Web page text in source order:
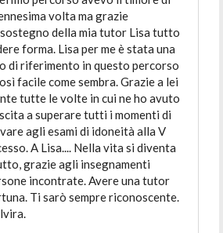
volta ma grazie
della mia tutor Lisa tutto
forma. Lisa per me è stata una
di riferimento in questo percorso
facile come sembra. Grazie a lei
tutte le volte in cui ne ho avuto
a superare tutti i momenti di
agli esami di idoneità alla V
A Lisa.... Nella vita si diventa
grazie agli insegnamenti
incontrate. Avere una tutor
Ti sarò sempre riconoscente.